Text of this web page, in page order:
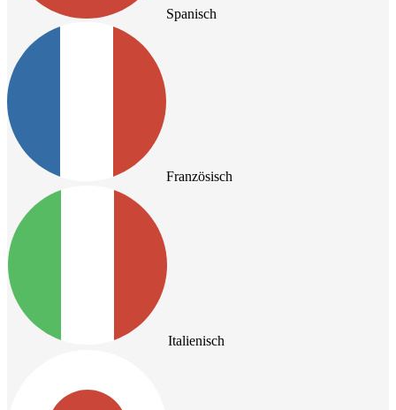
Spanisch
Französisch
Italienisch